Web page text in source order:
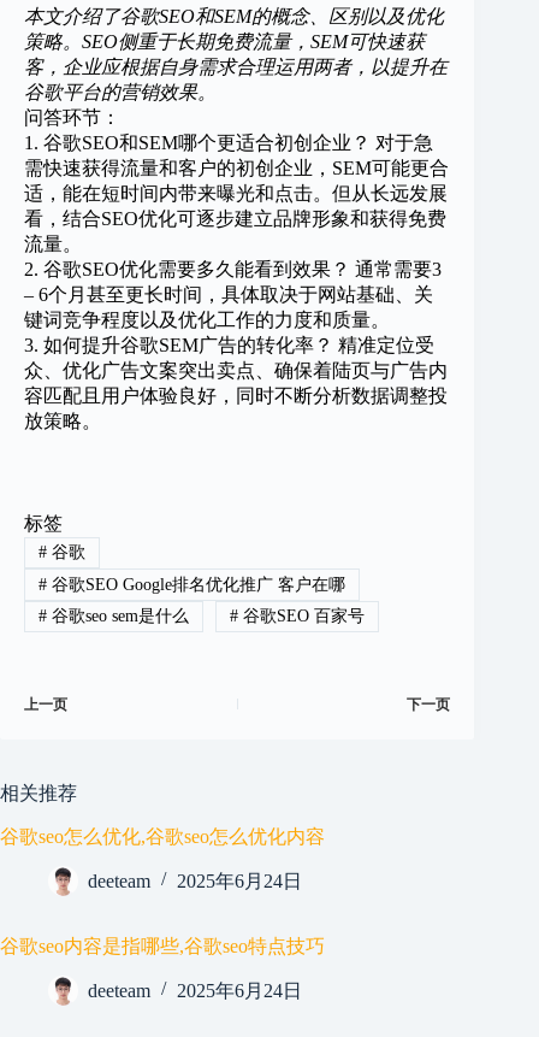
本文介绍了谷歌SEO和SEM的概念、区别以及优化
策略。SEO侧重于长期免费流量，SEM可快速获
客，企业应根据自身需求合理运用两者，以提升在
谷歌平台的营销效果。
问答环节：
1. 谷歌SEO和SEM哪个更适合初创企业？ 对于急
需快速获得流量和客户的初创企业，SEM可能更合
适，能在短时间内带来曝光和点击。但从长远发展
看，结合SEO优化可逐步建立品牌形象和获得免费
流量。
2. 谷歌SEO优化需要多久能看到效果？ 通常需要3
– 6个月甚至更长时间，具体取决于网站基础、关
键词竞争程度以及优化工作的力度和质量。
3. 如何提升谷歌SEM广告的转化率？ 精准定位受
众、优化广告文案突出卖点、确保着陆页与广告内
容匹配且用户体验良好，同时不断分析数据调整投
放策略。
标签
#谷歌
#谷歌SEO Google排名优化推广 客户在哪
#谷歌seo sem是什么 #谷歌SEO 百家号
上一页 下一页
相关推荐
谷歌seo怎么优化,谷歌seo怎么优化内容
deeteam 2025年6月24日
谷歌seo内容是指哪些,谷歌seo特点技巧
deeteam 2025年6月24日